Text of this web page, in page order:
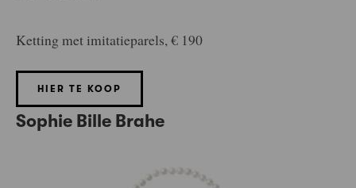
Ketting met imitatieparels, € 190
HIER TE KOOP
Sophie Bille Brahe